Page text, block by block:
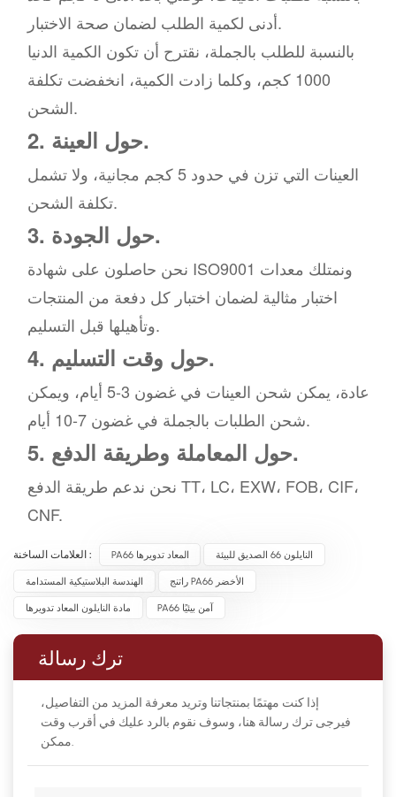
أدنى لكمية الطلب لضمان صحة الاختبار.
بالنسبة للطلب بالجملة، نقترح أن تكون الكمية الدنيا
1000 كجم، وكلما زادت الكمية، انخفضت تكلفة
الشحن.
2. حول العينة.
العينات التي تزن في حدود 5 كجم مجانية، ولا تشمل
تكلفة الشحن.
3. حول الجودة.
نحن حاصلون على شهادة ISO9001 ونمتلك معدات
اختبار مثالية لضمان اختبار كل دفعة من المنتجات
وتأهيلها قبل التسليم.
4. حول وقت التسليم.
عادة، يمكن شحن العينات في غضون 3-5 أيام، ويمكن
شحن الطلبات بالجملة في غضون 7-10 أيام.
5. حول المعاملة وطريقة الدفع.
نحن ندعم طريقة الدفع TT، LC، EXW، FOB، CIF،
CNF.
العلامات الساخنة : PA66 المعاد تدويرها النايلون 66 الصديق للبيئة
الهندسة البلاستيكية المستدامة راتنج PA66 الأخضر
مادة النايلون المعاد تدويرها PA66 آمن بيئيًا
ترك رسالة
إذا كنت مهتمًا بمنتجاتنا وتريد معرفة المزيد من التفاصيل،
فيرجى ترك رسالة هنا، وسوف نقوم بالرد عليك في أقرب وقت
ممكن.